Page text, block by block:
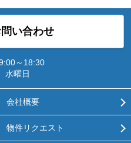
い合わせ
～18:30
水曜日
会社概要
物件リクエスト